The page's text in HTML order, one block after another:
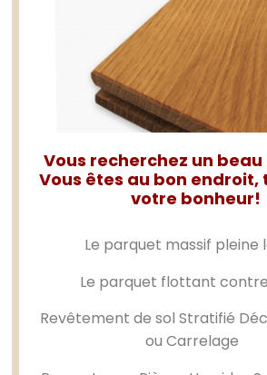
Vous recherchez un
Vous êtes au bon endroit,
votre bonheur!
Le parquet massif pleine
Le parquet flottant
Revêtement de sol Stratifié
ou Carrelage